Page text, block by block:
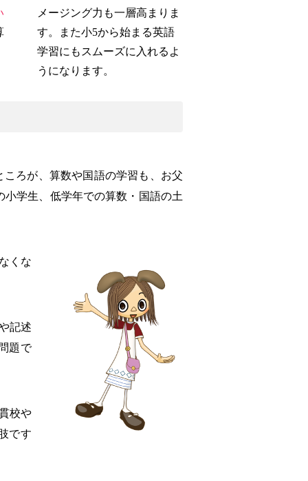
メージング力も一層高まりま
す。また小5から始まる英語
学習にもスムーズに入れるよ
うになります。
ろが、算数や国語の学習も、お父
学生、低学年での算数・国語の土
くな
記述
題で
校や
です